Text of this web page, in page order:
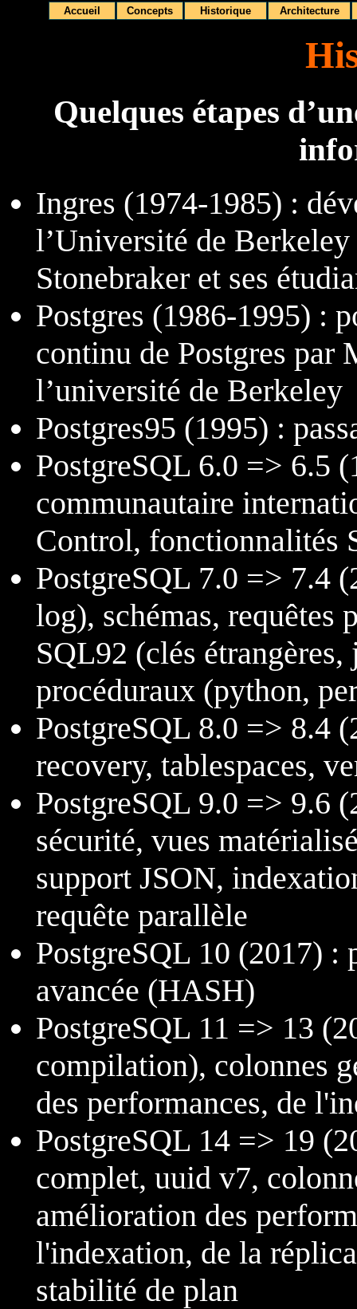
Accueil Concepts Historique Architecture
Quelques étapes
Ingres (1974-1985) :
l’Université de
Stonebraker et ses
Postgres (1986-1995) :
continu de Postgres par
l’université de Berkeley
Postgres95 (1995) :
PostgreSQL 6.0 => 6.5
communautaire
Control, fonctionnalités
PostgreSQL 7.0 => 7.4
log), schémas, requêtes
SQL92 (clés
procéduraux (python,
PostgreSQL 8.0 => 8.4
recovery, tablespaces,
PostgreSQL 9.0 => 9.6
sécurité, vues
support JSON,
requête parallèle
PostgreSQL 10 (2017)
avancée (HASH)
PostgreSQL 11 => 13
compilation), colonnes
des performances, de
PostgreSQL 14 => 19
complet, uuid v7,
amélioration des
l'indexation, de la
stabilité de plan